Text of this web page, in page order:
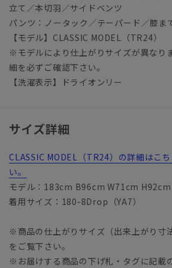
立て／本切羽／サイドベンツ
パンツ：ノータック／テーパード／膝ま
【モデル】CLASSIC MODEL（TR24）
※モデルにより仕上がりサイズが異なり
細を必ずご確認下さい。
【洗濯表示】ドライオンリー
サイズ詳細
CLASSIC MODEL（TR24）の詳細はこ
い。
モデル：183cm B96cm W71cm H92cm
着用サイズ：180-8Drop（YA7）
※商品の仕上がりサイズ（出来上がり寸
をご覧下さい。
※お届けする商品の下げ札・タグに記載